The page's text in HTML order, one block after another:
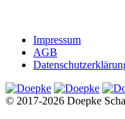
Impressum
AGB
© 2017-2026 Doepke